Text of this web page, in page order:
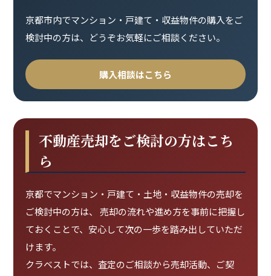
京都市内でマンション・戸建て・収益物件の購入をご
検討中の方は、どうぞお気軽にご相談ください。
購入相談はこちら
不動産売却をご検討の方はこち
ら
京都でマンション・戸建て・土地・収益物件の売却を
ご検討中の方は、 売却の流れや進め方を事前に把握し
ておくことで、安心して次の一歩を踏み出していただ
けます。
クラベストでは、査定のご相談から売却活動、ご契